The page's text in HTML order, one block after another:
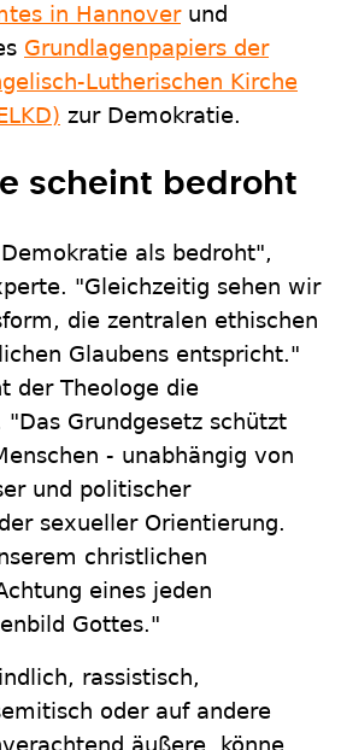
in Hannoverund
Grundlagenpapiers der
Lutherischen Kirche
zur Demokratie.
scheint bedroht
als bedroht",
"Gleichzeitig sehen wir
die zentralen ethischen
Glaubens entspricht."
der Theologe die
"Das Grundgesetz schützt
- unabhängig von
und politischer
sexueller Orientierung.
christlichen
eines jeden
Gottes."
rassistisch,
oder auf andere
äußere, könne